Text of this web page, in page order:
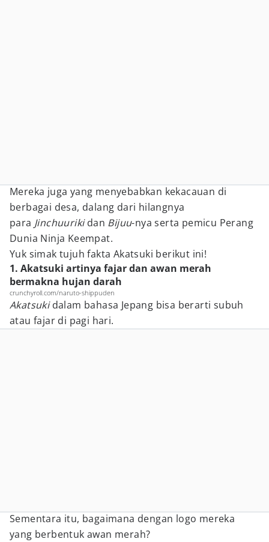
Mereka juga yang menyebabkan kekacauan di
berbagai desa, dalang dari hilangnya
para Jinchuurikidan Bijuu-nya serta pemicu Perang
Dunia Ninja Keempat.
Yuk simak tujuh fakta Akatsuki berikut ini!
1. Akatsuki artinya fajar dan awan merah
bermakna hujan darah
crunchyroll.com/naruto-shippuden
Akatsukidalam bahasa Jepang bisa berarti subuh
atau fajar di pagi hari.
Sementara itu, bagaimana dengan logo mereka
yang berbentuk awan merah?